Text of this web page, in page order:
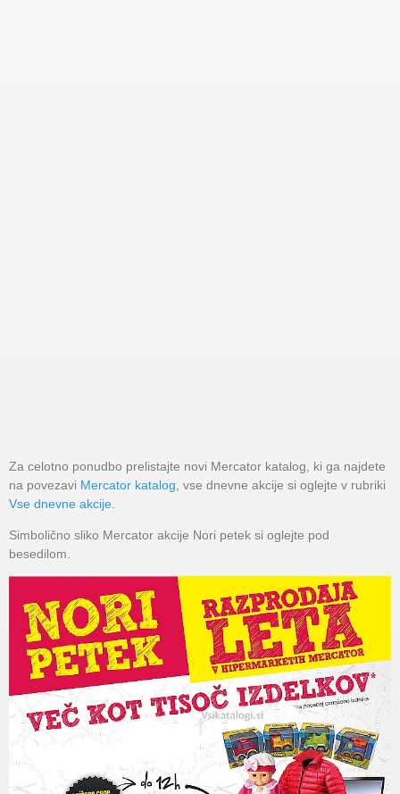
Za celotno ponudbo prelistajte novi Mercator katalog, ki ga najdete
na povezavi Mercator katalog , vse dnevne akcije si oglejte v rubriki
Vse dnevne akcije
Simbolično sliko Mercator akcije Nori petek si oglejte pod
besedilom.